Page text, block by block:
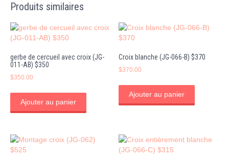
Produits similaires
gerbe de cercueil avec croix (JG-
011-AB) $350
$350.00
Ajouter au panier
Croix blanche (JG-066-B) $370
$370.00
Ajouter au panier